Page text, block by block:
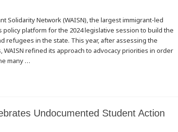
Solidarity Network (WAISN), the largest immigrant-led
platform for the 2024 legislative session to build the
refugees in the state. This year, after assessing the
WAISN refined its approach to advocacy priorities in order
many …
Undocumented Student Action